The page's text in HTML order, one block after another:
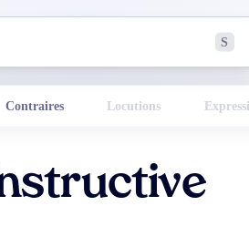
S
Contraires Locutions